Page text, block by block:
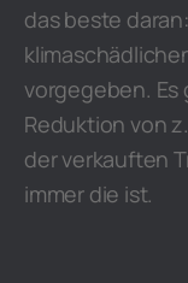
das beste
vorgegeben. Es
Reduktion von
der verkauften
immer die ist.